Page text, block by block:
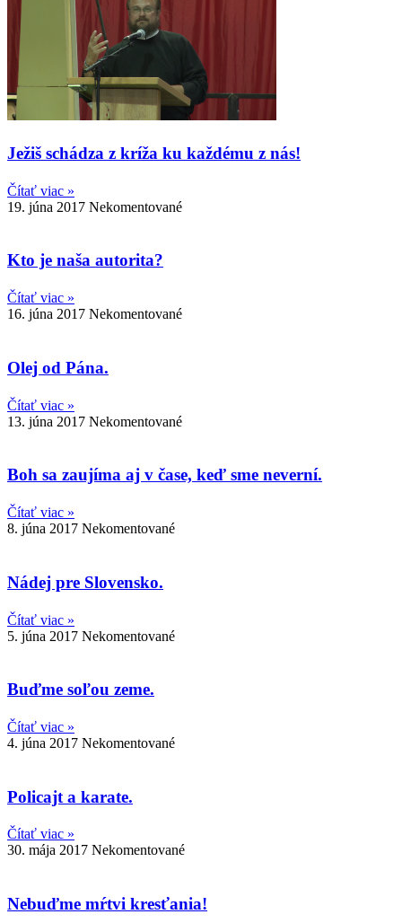
Ježiš schádza z kríža ku každému z nás!
Čítať viac »
19. júna 2017 Nekomentované
Kto je naša autorita?
Čítať viac »
16. júna 2017 Nekomentované
Olej od Pána.
Čítať viac »
13. júna 2017 Nekomentované
Boh sa zaujíma aj v čase, keď sme neverní.
Čítať viac »
8. júna 2017 Nekomentované
Nádej pre Slovensko.
Čítať viac »
5. júna 2017 Nekomentované
Buďme soľou zeme.
Čítať viac »
4. júna 2017 Nekomentované
Policajt a karate.
Čítať viac »
30. mája 2017 Nekomentované
Nebuďme mŕtvi kresťania!